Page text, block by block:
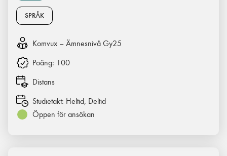
SPRÅK
Komvux – Ämnesnivå Gy25
Poäng: 100
Distans
Studietakt: Heltid, Deltid
Öppen för ansökan